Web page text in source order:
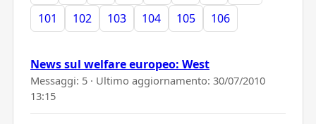
101
102 103 104 105 106
News sul welfare europeo: West
Messaggi: 5 · Ultimo aggiornamento: 30/07/2010
13:15